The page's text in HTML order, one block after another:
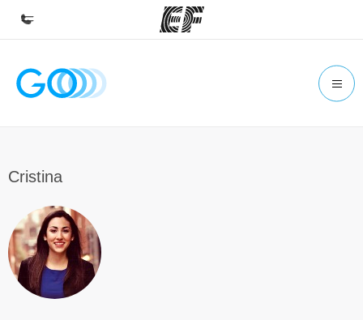
Home
Vind een kantoor
Over ons
Wie wij zijn
Cristina